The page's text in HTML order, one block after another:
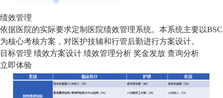
绩效管理
依据医院的实际要求定制医院绩效管理系统。本系统主要以BSC
为核心考核方案，对医护技辅和行管后勤进行方案设计。
目标管理 绩效方案设计 绩效管理分析 奖金发放 查询分析
立即体验